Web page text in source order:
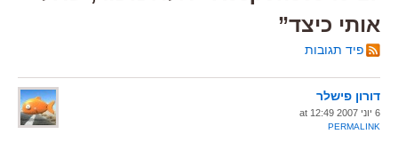
אותי כיצד”
פיד תגובות
דורון פישלר
6 יוני 2007 at 12:49
PERMALINK